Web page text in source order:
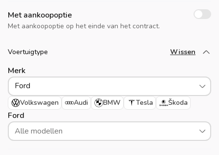
Met aankoopoptie
Met aankoopoptie op het einde van het contract.
Voertuigtype Wissen
Laad meer
Merk
Ford
Volkswagen Audi BMW Tesla Škoda
Ford
Alle modellen